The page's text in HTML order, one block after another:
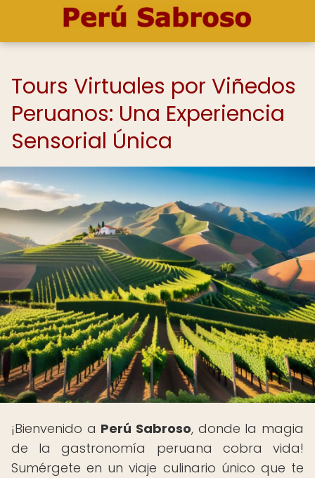
Tours Virtuales por Viñedos
Peruanos: Una Experiencia
Sensorial Única
¡Bienvenido a Perú Sabroso, donde la magia
de la gastronomía peruana cobra vida!
Sumérgete en un viaje culinario único que te